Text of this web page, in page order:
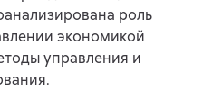
роль
экономикой
управления и